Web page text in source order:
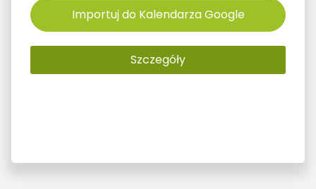
Importuj do Kalendarza Google
Szczegóły